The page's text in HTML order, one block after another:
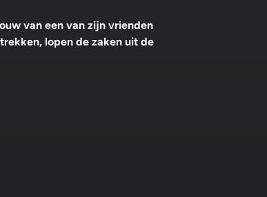
van een van zijn vrienden
lopen de zaken uit de